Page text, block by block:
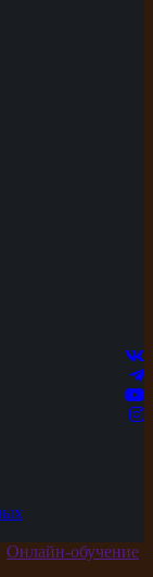
Онлайн-обучение